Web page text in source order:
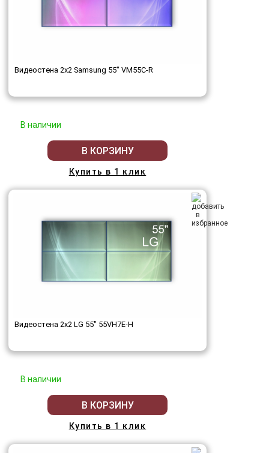
Видеостена 2x2 Samsung 55" VM55C-R
В наличии
В КОРЗИНУ
Купить в 1 клик
Видеостена 2x2 LG 55" 55VH7E-H
В наличии
В КОРЗИНУ
Купить в 1 клик